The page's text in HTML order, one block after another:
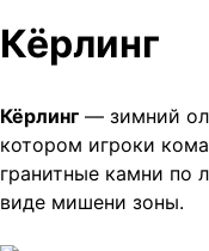
Кёрлинг
Кёрлинг — зимний
котором игроки
гранитные камни по
виде мишени зоны.